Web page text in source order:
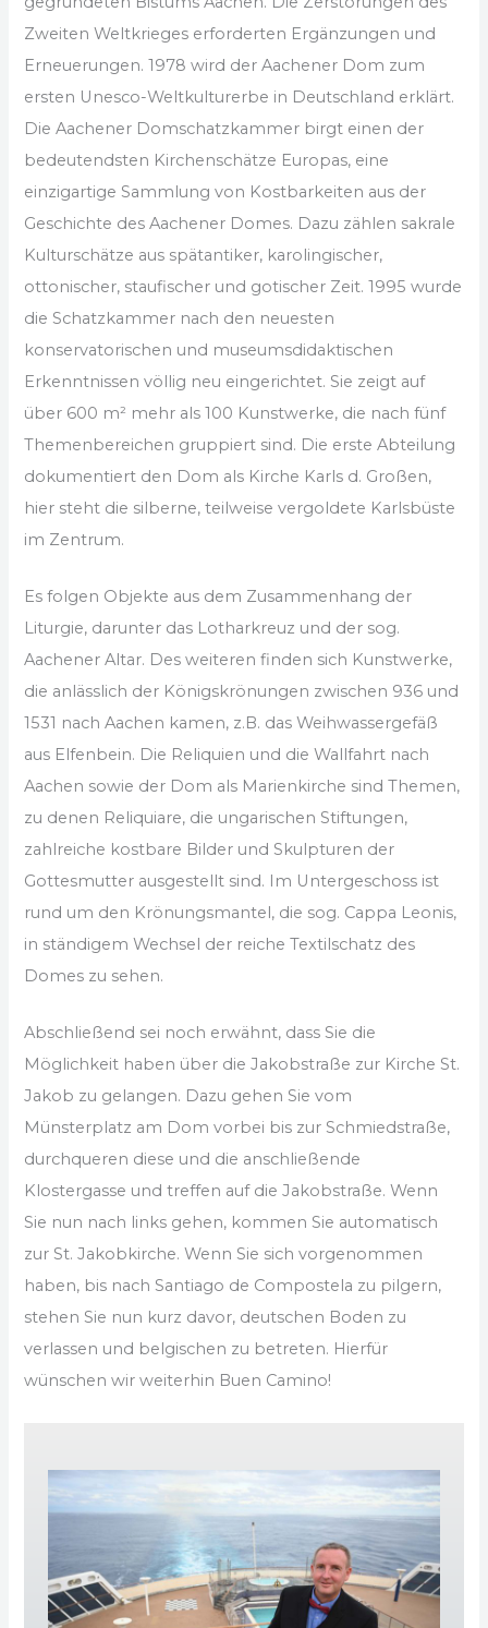
Zweiten Weltkrieges erforderten Ergänzungen und
Erneuerungen. 1978 wird der Aachener Dom zum
ersten Unesco-Weltkulturerbe in Deutschland erklärt.
Die Aachener Domschatzkammer birgt einen der
bedeutendsten Kirchenschätze Europas, eine
einzigartige Sammlung von Kostbarkeiten aus der
Geschichte des Aachener Domes. Dazu zählen sakrale
Kulturschätze aus spätantiker, karolingischer,
ottonischer, staufischer und gotischer Zeit. 1995 wurde
die Schatzkammer nach den neuesten
konservatorischen und museumsdidaktischen
Erkenntnissen völlig neu eingerichtet. Sie zeigt auf
über 600 m² mehr als 100 Kunstwerke, die nach fünf
Themenbereichen gruppiert sind. Die erste Abteilung
dokumentiert den Dom als Kirche Karls d. Großen,
hier steht die silberne, teilweise vergoldete Karlsbüste
im Zentrum.
Es folgen Objekte aus dem Zusammenhang der
Liturgie, darunter das Lotharkreuz und der sog.
Aachener Altar. Des weiteren finden sich Kunstwerke,
die anlässlich der Königskrönungen zwischen 936 und
1531 nach Aachen kamen, z.B. das Weihwassergefäß
aus Elfenbein. Die Reliquien und die Wallfahrt nach
Aachen sowie der Dom als Marienkirche sind Themen,
zu denen Reliquiare, die ungarischen Stiftungen,
zahlreiche kostbare Bilder und Skulpturen der
Gottesmutter ausgestellt sind. Im Untergeschoss ist
rund um den Krönungsmantel, die sog. Cappa Leonis,
in ständigem Wechsel der reiche Textilschatz des
Domes zu sehen.
Abschließend sei noch erwähnt, dass Sie die
Möglichkeit haben über die Jakobstraße zur Kirche St.
Jakob zu gelangen. Dazu gehen Sie vom
Münsterplatz am Dom vorbei bis zur Schmiedstraße,
durchqueren diese und die anschließende
Klostergasse und treffen auf die Jakobstraße. Wenn
Sie nun nach links gehen, kommen Sie automatisch
zur St. Jakobkirche. Wenn Sie sich vorgenommen
haben, bis nach Santiago de Compostela zu pilgern,
stehen Sie nun kurz davor, deutschen Boden zu
verlassen und belgischen zu betreten. Hierfür
wünschen wir weiterhin Buen Camino!